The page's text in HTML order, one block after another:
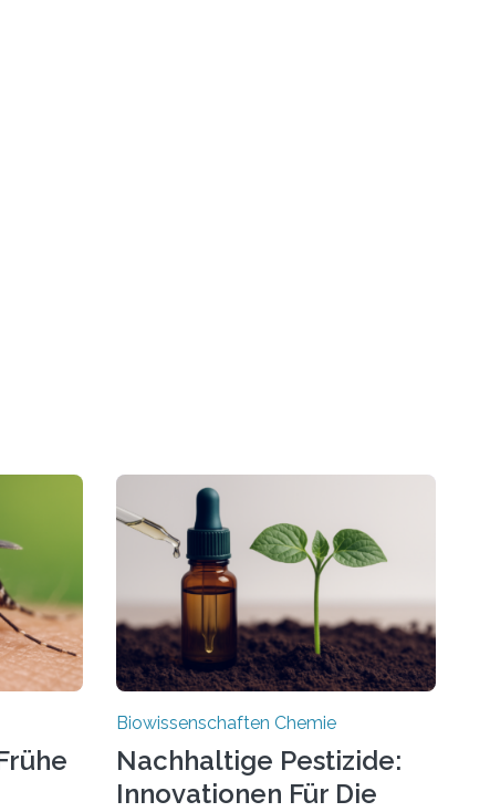
Biowissenschaften Chemie
Nachhaltige Pestizide:
Innovationen Für Die